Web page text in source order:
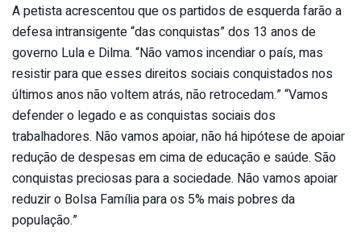
A petista acrescentou que os partidos de esquerda farão a
defesa intransigente “das conquistas” dos 13 anos de
governo Lula e Dilma. “Não vamos incendiar o país, mas
resistir para que esses direitos sociais conquistados nos
últimos anos não voltem atrás, não retrocedam.” “Vamos
defender o legado e as conquistas sociais dos
trabalhadores. Não vamos apoiar, não há hipótese de apoiar
redução de despesas em cima de educação e saúde. São
conquistas preciosas para a sociedade. Não vamos apoiar
reduzir o Bolsa Família para os 5% mais pobres da
população.”